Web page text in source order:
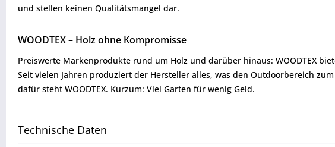
und stellen keinen Qualitätsmangel dar.
WOODTEX – Holz ohne Kompromisse
Preiswerte Markenprodukte rund um Holz und darüber hinaus: WOODTEX
Seit vielen Jahren produziert der Hersteller alles, was den Outdoorbereich
dafür steht WOODTEX. Kurzum: Viel Garten für wenig Geld.
Technische Daten